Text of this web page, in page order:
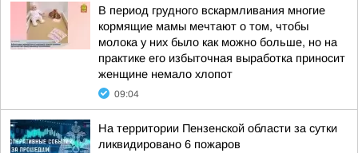
В период грудного вскармливания многие
кормящие мамы мечтают о том, чтобы
молока у них было как можно больше, но на
практике его избыточная выработка приносит
женщине немало хлопот
09:04
На территории Пензенской области за сутки
ликвидировано 6 пожаров